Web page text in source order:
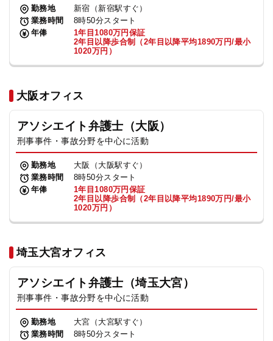
勤務地
新宿（新宿駅すぐ）
業務時間
8時50分スタート
年俸
1年目1080万円保証
2年目以降歩合制（2年目以降平均1890万円/最小
1020万円）
大阪オフィス
アソシエイト弁護士（大阪）
刑事事件・事故分野を中心に活動
勤務地
大阪（大阪駅すぐ）
業務時間
8時50分スタート
年俸
1年目1080万円保証
2年目以降歩合制（2年目以降平均1890万円/最小
1020万円）
埼玉大宮オフィス
アソシエイト弁護士（埼玉大宮）
刑事事件・事故分野を中心に活動
勤務地
大宮（大宮駅すぐ）
業務時間
8時50分スタート
特設サイト
相談先情報サイト
法人グループ
プライバシーポリシー 利用規約
TikTok受賞 定義集 動画集